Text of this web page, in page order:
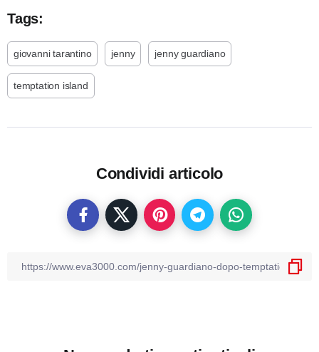
Tags:
giovanni tarantino jenny jenny guardiano
temptation island
Condividi articolo